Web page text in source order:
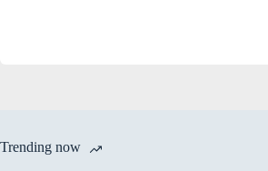
Trending now